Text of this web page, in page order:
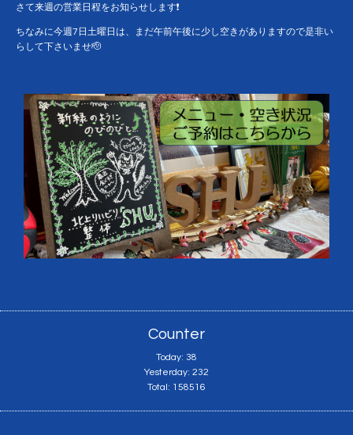
さて来週の営業日程をお知らせします❗️
ちなみに今週7日土曜日は、まだ午前午後に少し空きがありますので是非い
らして下さいませ🫡
Counter
Today: 38
Yesterday: 232
Total: 158516